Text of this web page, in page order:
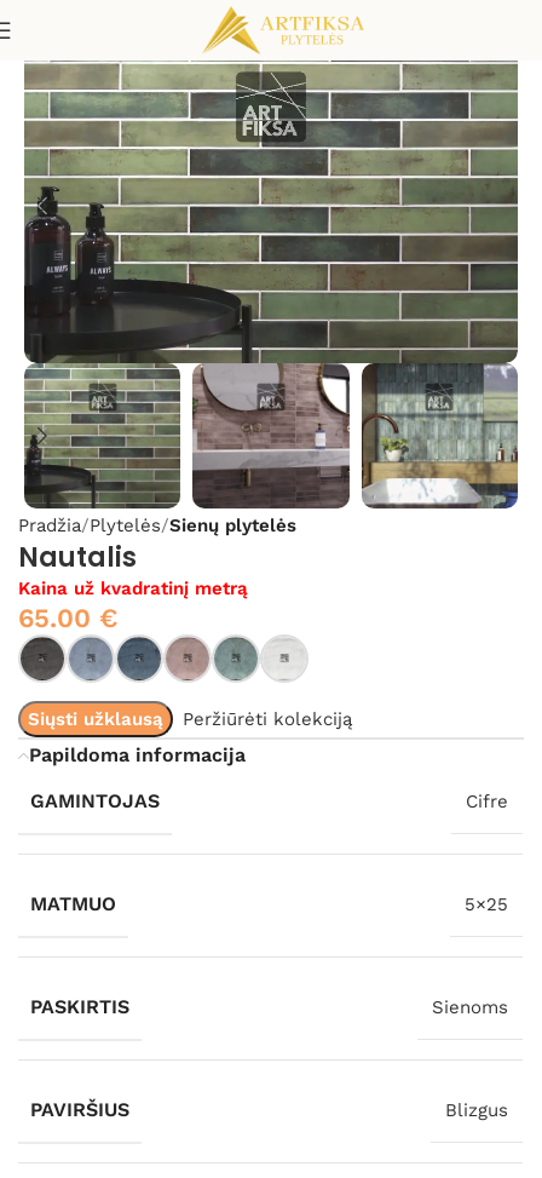
Pradžia Plytelės Sienų plytelės
Nautalis
Kaina už kvadratinį metrą
65.00 €
Siųsti užklausą Peržiūrėti kolekciją
Papildoma informacija
GAMINTOJAS
Cifre
MATMUO 5×25
PASKIRTIS Sienoms
PAVIRŠIUS Blizgus